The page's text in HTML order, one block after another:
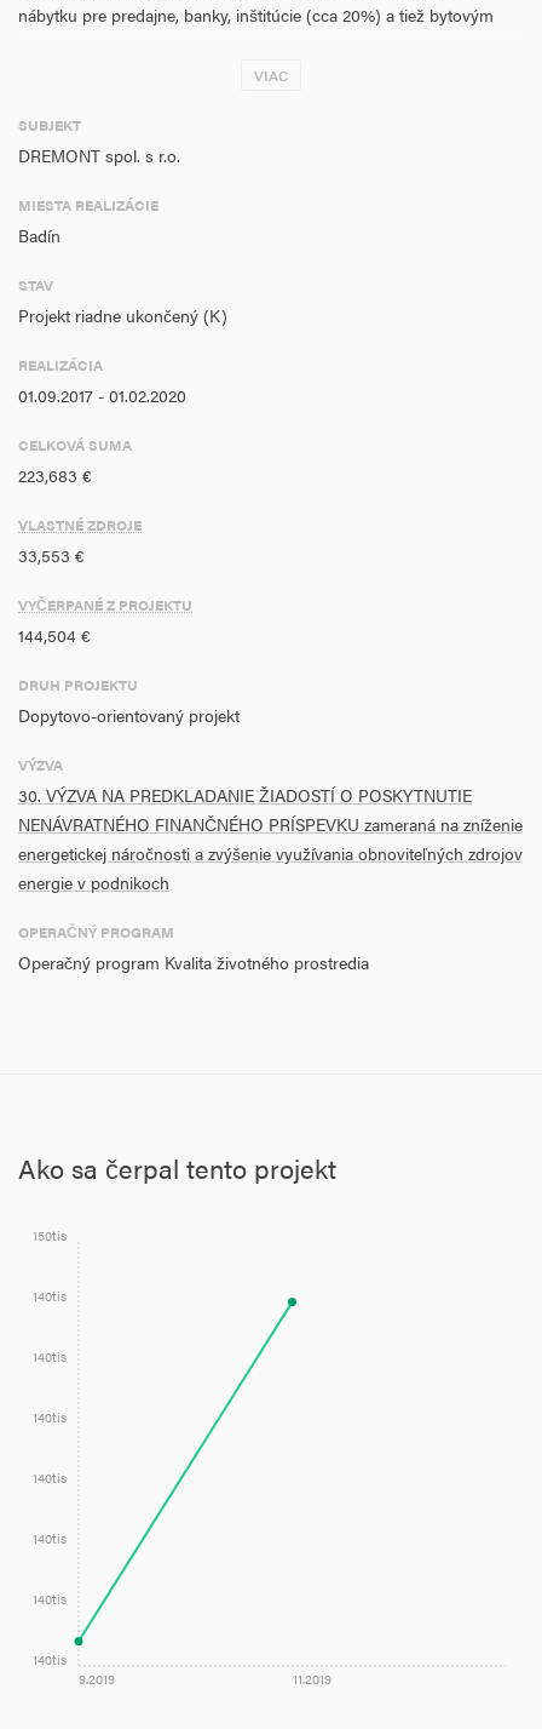
nábytku pre predajne, banky, inštitúcie (cca 20%) a tiež bytovým
napredovať v náročnom drevársko-výrobnom konkurenčnom
nevyhnutné stále napredovať vo vývoji a celkovej inovácii.
zvýšenie využívania OZE v podnikoch sa preto spoločnosť rozhodla
pre úpravu jestvujúceho objektu firmy, výrobnej haly na ul.
objekt bez podpivničenia, halového charakteru, obdĺžnikového tvaru.
Objekt slúži ako výrobná hala a v miestach vstavkov a podkrovia sú
umiestnené administratívne a skladové priestory. Účel objektu
skladovými priestormi.
VIAC
SUBJEKT
DREMONT spol. s r.o.
MIESTA REALIZÁCIE
Badín
STAV
Projekt riadne ukončený (K)
REALIZÁCIA
01.09.2017 - 01.02.2020
CELKOVÁ SUMA
223,683 €
VLASTNÉ ZDROJE
33,553 €
VYČERPANÉ Z PROJEKTU
144,504 €
DRUH PROJEKTU
Dopytovo-orientovaný projekt
VÝZVA
30. VÝZVA NA PREDKLADANIE ŽIADOSTÍ O POSKYTNUTIE
NENÁVRATNÉHO FINANČNÉHO PRÍSPEVKU zameraná na zníženie
energetickej náročnosti a zvýšenie využívania obnoviteľných zdrojov
energie v podnikoch
OPERAČNÝ PROGRAM
Operačný program Kvalita životného prostredia
Ako sa čerpal tento projekt
9.2019 11.2019
140tis
140tis
140tis
140tis
140tis
140tis
140tis
150tis